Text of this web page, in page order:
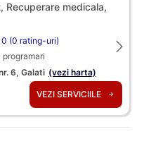
Recuperare medicala,
0 (0 rating-uri)
programari
6, Galati (vezi harta)
VEZI SERVICIILE